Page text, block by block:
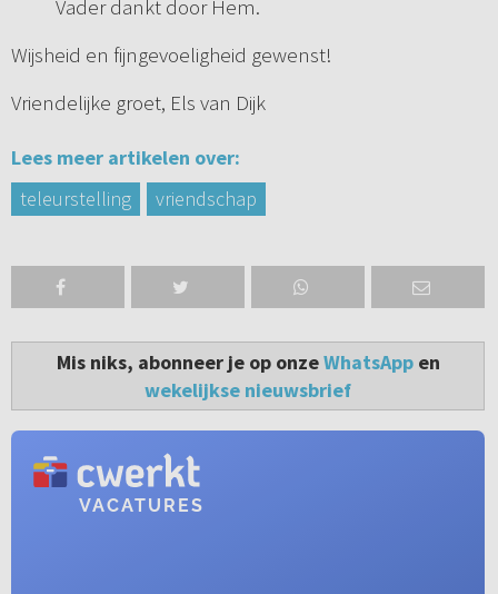
Vader dankt door Hem.
Wijsheid en fijngevoeligheid gewenst!
Vriendelijke groet, Els van Dijk
Lees meer artikelen over:
teleurstelling
vriendschap
Mis niks, abonneer je op onzeWhatsAppen
wekelijkse nieuwsbrief